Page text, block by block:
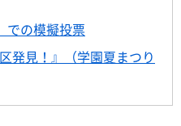
での模擬投票
発見！』（学園夏まつり